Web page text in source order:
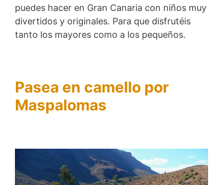
puedes hacer en Gran Canaria con niños muy
divertidos y originales. Para que disfrutéis
tanto los mayores como a los pequeños.
Pasea en camello por
Maspalomas